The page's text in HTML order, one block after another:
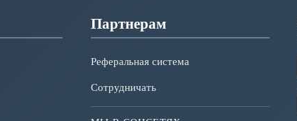
Партнерам
Реферальная система
Сотрудничать